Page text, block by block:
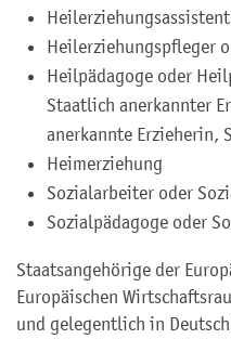
Heilerziehungspfleger
Heilpädagoge oder
Staatlich anerkannter
anerkannte Erzieherin,
Heimerziehung
Sozialarbeiter oder
Sozialpädagoge oder
Staatsangehörige der
Europäischen
und gelegentlich in